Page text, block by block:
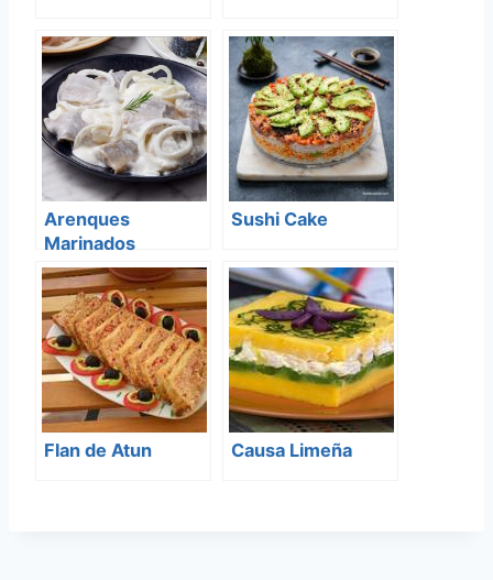
Arenques
Marinados
(Herring)
Sushi Cake
Flan de Atun Causa Limeña